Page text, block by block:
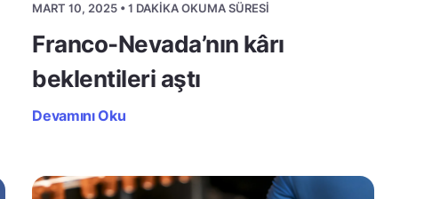
MART 10, 2025 • 1 DAKIKA OKUMA SÜRESI
Franco-Nevada’nın kârı
beklentileri aştı
Devamını Oku